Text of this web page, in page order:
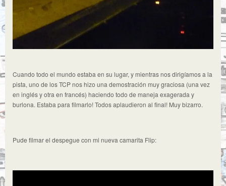
Cuando todo el mundo estaba en su lugar, y mientras nos dirigíamos a la
pista, uno de los TCP nos hizo una demostración muy graciosa (una vez
en inglés y otra en francés) haciendo todo de maneja exagerada y
burlona. Estaba para filmarlo! Todos aplaudieron al final! Muy bizarro.
Pude filmar el despegue con mi nueva camarita Flip: